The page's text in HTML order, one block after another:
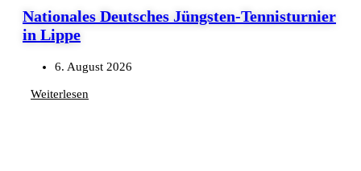
Nationales Deutsches Jüngsten-Tennisturnier
in Lippe
6. August 2026
Weiterlesen